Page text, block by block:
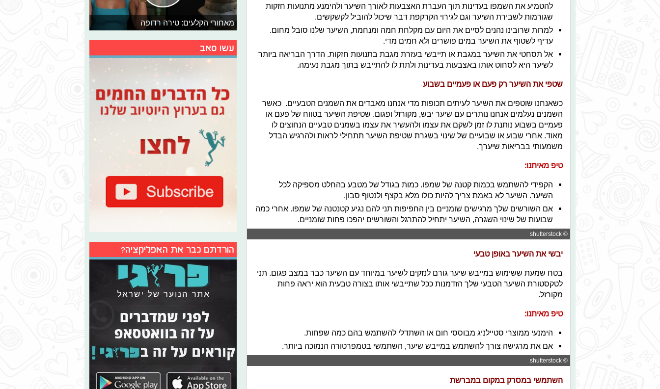
להטמיע את השמפו בעדינות תוך העברת האצבעות לאורך השיער ולהימנע מתנועות חזקות
שגורמות לשבירת השיער וגם לגירוי הקרקפת דבר שיכול להוביל לקשקשים.
למרות שרובינו נהנים לסיים את היום עם מקלחת חמה ומנחמת, השיער שלנו סובל מחום.
עדיף לשטוף את השיער במים פושרים ולא חמים מדי.
אל תסחטי את השיער במגבת או תייבשי בעזרת מגבת בתנועות חזקות. הדרך הבריאה ביותר
לשיער היא לסחוט אותו באצבעות בעדינות ולתת לו להתייבש בתוך מגבת נעימה.
שטפי את השיער רק פעם או פעמיים בשבוע
כשאנחנו שוטפים את השיער לעיתים תכופות מדי אנחנו מאבדים את השמנים הטבעיים. כאשר
השמנים נעלמים אנחנו נותרים עם שיער יבש, מקורזל ופגום. שטיפת השיער בטווח של פעם או
פעמיים בשבוע נותנת לו זמן לשקם את עצמו ולהעשיר את עצמו בשמנים טבעיים הנחוצים לו
מאוד. אחרי שבוע או שבועיים של שינוי בשגרת שטיפת השיער תתחילי לראות ולהרגיש הבדל
משמעותי בבריאות שיערך.
טיפ מאיתנו:
הקפידי להשתמש בכמות קטנה של שמפו. כמות בגודל של מטבע בהחלט מספיקה לכל
השיער. השיער לא באמת צריך להיות כולו מלא בקצף ולנטוף סבון.
אם השורשים שלך מרגישים שומניים בין החפיפות תני להם נגיע קטנטנה של שמפו. אחרי כמה
שבועות של שינוי השגרה, השיער יתחיל להתרגל והשורשים יהפכו פחות שומניים.
© shutterstock
יבשי את השיער באופן טבעי
בטח שמעת ששימוש במייבש שיער גורם לנזקים לשיער במיוחד עם השיער כבר במצב פגום. תני
לטקסטורת השיער הטבעי שלך הזדמנות ככל שתייבשי אותו בצורה טבעית הוא יראה פחות
מקורזל.
טיפ מאיתנו:
הימנעי ממוצרי סטיילניג מבוססי חום או השתדלי להשתמש בהם כמה שפחות.
אם את מרגישה צורך להשתמש במייבש שיער, השתמשי בטמפרטורה הנמוכה ביותר.
© shutterstock
השתמשי במסרק במקום במברשת
מאחורי הקלעים: טירה רדופה
עשו סאב
הורדתם כבר את האפליקציה?